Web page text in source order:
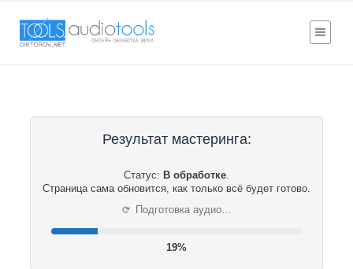
Результат мастеринга:
Статус: В обработке.
Страница сама обновится, как только всё будет готово.
⟳ Подготовка аудио…
19%